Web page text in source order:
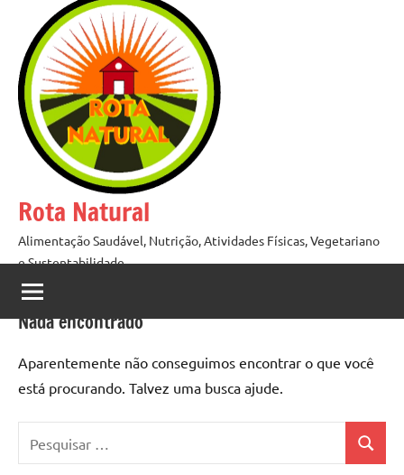
conteúdo
Rota Natural
Alimentação Saudável, Nutrição, Atividades Físicas, Vegetariano
e Sustentabilidade
Nada encontrado
Aparentemente não conseguimos encontrar o que você
está procurando. Talvez uma busca ajude.
por: